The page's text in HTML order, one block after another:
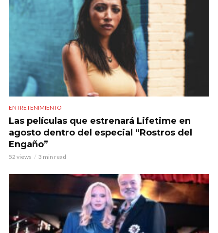
ENTRETENIMIENTO
Las películas que estrenará Lifetime en
agosto dentro del especial “Rostros del
Engaño”
52 views 3 min read